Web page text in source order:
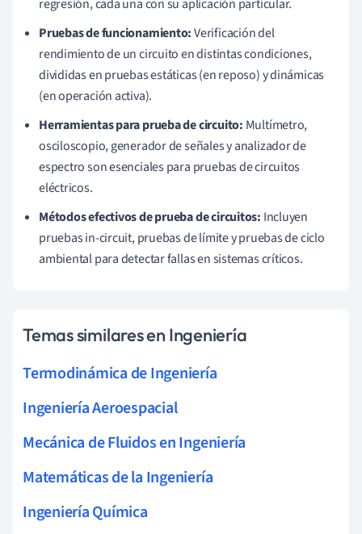
regresión, cada una con su aplicación particular.
Pruebas de funcionamiento:Verificación del
rendimiento de un circuito en distintas condiciones,
divididas en pruebas estáticas (en reposo) y dinámicas
(en operación activa).
Herramientas para prueba de circuito: Multímetro,
osciloscopio, generador de señales y analizador de
espectro son esenciales para pruebas de circuitos
eléctricos.
Métodos efectivos de prueba de circuitos: Incluyen
pruebas in-circuit, pruebas de límite y pruebas de ciclo
ambiental para detectar fallas en sistemas críticos.
Temas similares en Ingeniería
Termodinámica de Ingeniería
Ingeniería Aeroespacial
Mecánica de Fluidos en Ingeniería
Matemáticas de la Ingeniería
Ingeniería Química